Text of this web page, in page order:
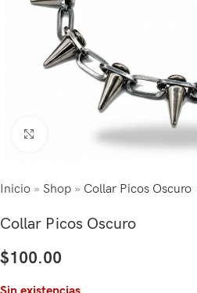
Click to enlarge
Inicio » Shop » Collar Picos Oscuro
Collar Picos Oscuro
$100.00